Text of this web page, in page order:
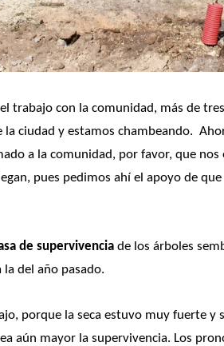
trabajo con la comunidad, más de
ciudad y estamos chambeando.
a la comunidad, por favor, que
pues pedimos ahí el apoyo de
de supervivencia de los árboles
del año pasado.
porque la seca estuvo muy fuerte
aún mayor la supervivencia. Los